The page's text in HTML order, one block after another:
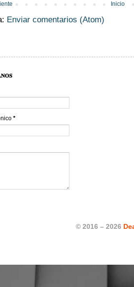
Inicio
Enviar comentarios (Atom)
*
© 2016 – 2026